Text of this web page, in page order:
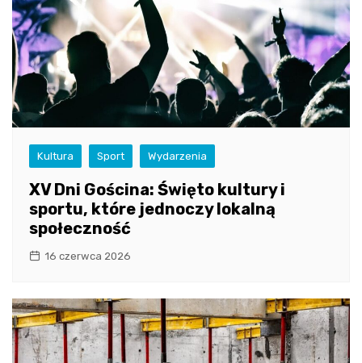
Kultura Sport Wydarzenia
XV Dni Gościna: Święto kultury i
sportu, które jednoczy lokalną
społeczność
16 czerwca 2026